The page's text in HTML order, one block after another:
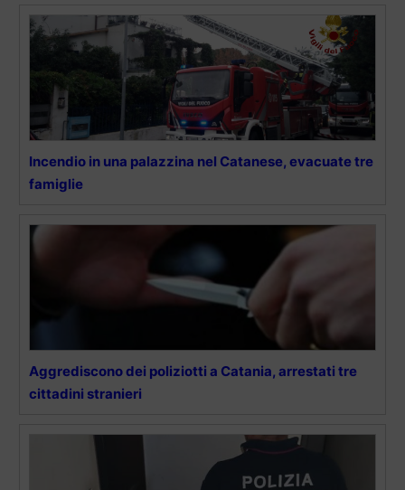
Incendio in una palazzina nel Catanese, evacuate tre
famiglie
Aggrediscono dei poliziotti a Catania, arrestati tre
cittadini stranieri